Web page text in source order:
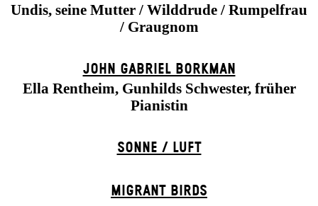
Undis, seine Mutter / Wilddrude / Rumpelfrau
/ Graugnom
JOHN GABRIEL BORKMAN
Ella Rentheim, Gunhilds Schwester, früher
Pianistin
SONNE / LUFT
MIGRANT BIRDS